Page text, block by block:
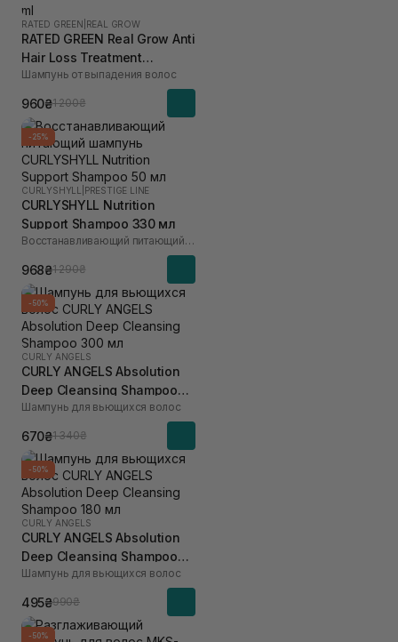
RATED GREEN REAL GROW
RATED GREEN Real Grow Anti
Hair Loss Treatment
Shampoo 200 мл
Шампунь от выпадения волос
960₴1 200₴
-25%
CURLYSHYLL PRESTIGE LINE
CURLYSHYLL Nutrition
Support Shampoo 330 мл
Восстанавливающий питающий шампунь
968₴1 290₴
-50%
CURLY ANGELS
CURLY ANGELS Absolution
Deep Cleansing Shampoo
300 мл
Шампунь для вьющихся волос
670₴1 340₴
-50%
CURLY ANGELS
CURLY ANGELS Absolution
Deep Cleansing Shampoo
180 мл
Шампунь для вьющихся волос
495₴990₴
-50%